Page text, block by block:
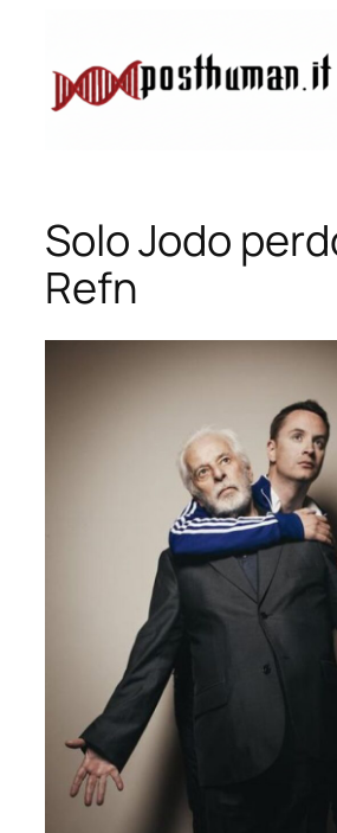
contenuto
Solo Jodo
Refn